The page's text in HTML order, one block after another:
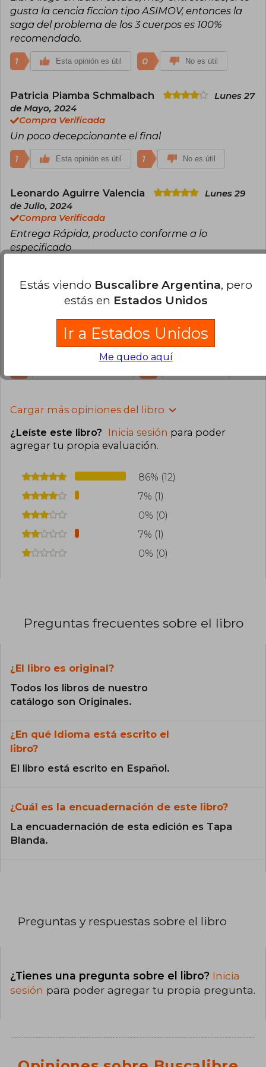
gusta la cencia ficcion tipo ASIMOV, entonces la
saga del problema de los 3 cuerpos es 100%
recomendado.
1 Esta opinión es útil 0 No es útil
Patricia Piamba Schmalbach
Lunes 27
de Mayo, 2024
Compra Verificada
Un poco decepcionante el final
1 Esta opinión es útil 1 No es útil
Leonardo Aguirre Valencia
Lunes 29
de Julio, 2024
Compra Verificada
Entrega Rápida, producto conforme a lo
especificado
Diego Tique
Miércoles 31 de Julio, 2024
Compra Verificada
Excelente,espero que pronto puedan publicar la
Cargar más opiniones del libro
¿Leíste este libro? Inicia sesión para poder
agregar tu propia evaluación.
86% (12)
7% (1)
0% (0)
7% (1)
0% (0)
Preguntas frecuentes sobre el libro
¿El libro es original?
Todos los libros de nuestro
catálogo son Originales.
¿En qué Idioma está escrito el
libro?
El libro está escrito en Español.
¿Cuál es la encuadernación de este libro?
La encuadernación de esta edición es Tapa
Blanda.
Preguntas y respuestas sobre el libro
¿Tienes una pregunta sobre el libro? Inicia
sesión para poder agregar tu propia pregunta.
Estás viendo Buscalibre Argentina, pero
estás en Estados Unidos
Ir a Estados Unidos
Me quedo aquí